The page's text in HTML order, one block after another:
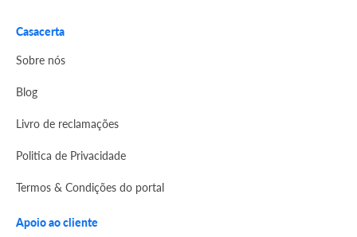
Casacerta
Sobre nós
Blog
Livro de reclamações
Politica de Privacidade
Termos & Condições do portal
Apoio ao cliente